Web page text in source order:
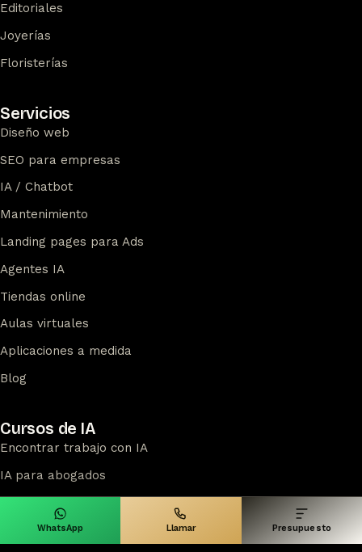
Editoriales
Joyerías
Floristerías
Servicios
Diseño web
SEO para empresas
IA / Chatbot
Mantenimiento
Landing pages para Ads
Agentes IA
Tiendas online
Aulas virtuales
Aplicaciones a medida
Blog
Cursos de IA
Encontrar trabajo con IA
IA para abogados
Ver todos los cursos
WhatsApp Llamar Presupuesto